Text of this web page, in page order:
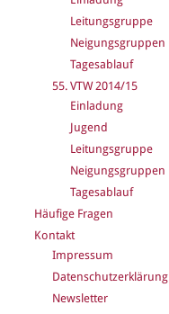
Leitungsgruppe
Neigungsgruppen
Tagesablauf
55. VTW 2014/15
Einladung
Jugend
Leitungsgruppe
Neigungsgruppen
Tagesablauf
Häufige Fragen
Kontakt
Impressum
Datenschutzerklärung
Newsletter